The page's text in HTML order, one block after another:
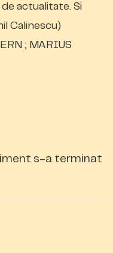
actualitate. Si
Calinescu)
; MARIUS
s-a terminat